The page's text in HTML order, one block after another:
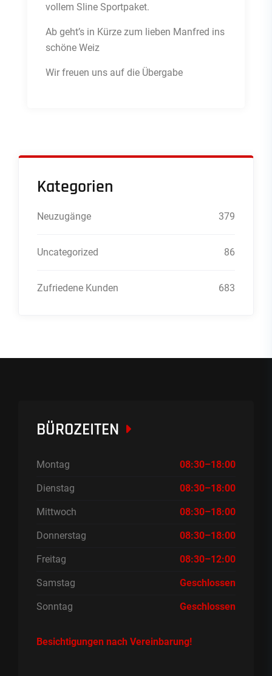
vollem Sline Sportpaket.
Ab geht’s in Kürze zum lieben Manfred ins
schöne Weiz
Wir freuen uns auf die Übergabe
Kategorien
Neuzugänge 379
Uncategorized 86
Zufriedene Kunden 683
BÜROZEITEN
Montag 08:30–18:00
Dienstag 08:30–18:00
Mittwoch 08:30–18:00
Donnerstag 08:30–18:00
Freitag 08:30–12:00
Samstag Geschlossen
Sonntag Geschlossen
Besichtigungen nach Vereinbarung!